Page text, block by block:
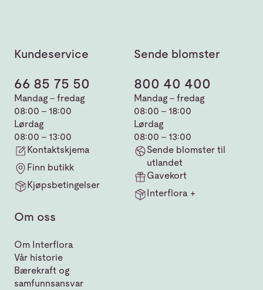
Kundeservice
66 85 75 50
Mandag - fredag
08:00 - 18:00
Lørdag
08:00 - 13:00
Kontaktskjema
Finn butikk
Kjøpsbetingelser
Sende blomster
800 40 400
Mandag - fredag
08:00 - 18:00
Lørdag
08:00 - 13:00
Sende blomster til
utlandet
Gavekort
Interflora +
Om oss
Om Interflora
Vår historie
Bærekraft og
samfunnsansvar